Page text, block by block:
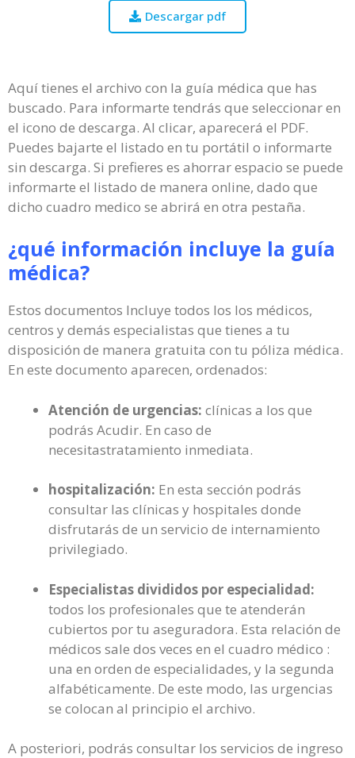
Descargar pdf
Aquí tienes el archivo con la guía médica que has
buscado. Para informarte tendrás que seleccionar en
el icono de descarga. Al clicar, aparecerá el PDF.
Puedes bajarte el listado en tu portátil o informarte
sin descarga. Si prefieres es ahorrar espacio se puede
informarte el listado de manera online, dado que
dicho cuadro medico se abrirá en otra pestaña.
¿qué información incluye la guía
médica?
Estos documentos Incluye todos los los médicos,
centros y demás especialistas que tienes a tu
disposición de manera gratuita con tu póliza médica.
En este documento aparecen, ordenados:
Atención de urgencias: clínicas a los que
podrás Acudir. En caso de
necesitastratamiento inmediata.
hospitalización: En esta sección podrás
consultar las clínicas y hospitales donde
disfrutarás de un servicio de internamiento
privilegiado.
Especialistas divididos por especialidad:
todos los profesionales que te atenderán
cubiertos por tu aseguradora. Esta relación de
médicos sale dos veces en el cuadro médico :
una en orden de especialidades, y la segunda
alfabéticamente. De este modo, las urgencias
se colocan al principio el archivo.
A posteriori, podrás consultar los servicios de ingreso